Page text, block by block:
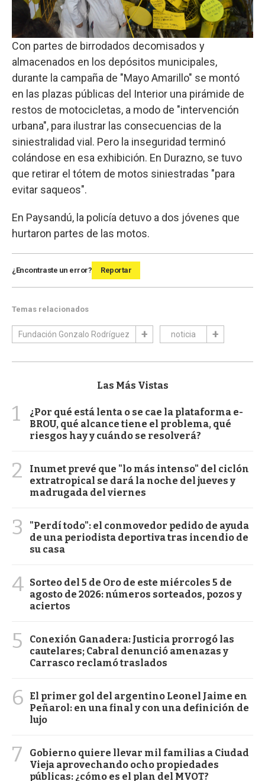
Con partes de birrodados decomisados y
almacenados en los depósitos municipales,
durante la campaña de "Mayo Amarillo" se montó
en las plazas públicas del Interior una pirámide de
restos de motocicletas, a modo de "intervención
urbana", para ilustrar las consecuencias de la
siniestralidad vial. Pero la inseguridad terminó
colándose en esa exhibición. En Durazno, se tuvo
que retirar el tótem de motos siniestradas "para
evitar saqueos".
En Paysandú, la policía detuvo a dos jóvenes que
hurtaron partes de las motos.
¿Encontraste un error? Reportar
Temas relacionados
Fundación Gonzalo Rodríguez noticia
Las Más Vistas
1
¿Por qué está lenta o se cae la plataforma e-
BROU, qué alcance tiene el problema, qué
riesgos hay y cuándo se resolverá?
2
Inumet prevé que "lo más intenso" del ciclón
extratropical se dará la noche del jueves y
madrugada del viernes
3
"Perdí todo": el conmovedor pedido de ayuda
de una periodista deportiva tras incendio de
su casa
4 Sorteo del 5 de Oro de este miércoles 5 de
agosto de 2026: números sorteados, pozos y
aciertos
5
Conexión Ganadera: Justicia prorrogó las
cautelares; Cabral denunció amenazas y
Carrasco reclamó traslados
6
El primer gol del argentino Leonel Jaime en
Peñarol: en una final y con una definición de
lujo
7
Gobierno quiere llevar mil familias a Ciudad
Vieja aprovechando ocho propiedades
públicas: ¿cómo es el plan del MVOT?